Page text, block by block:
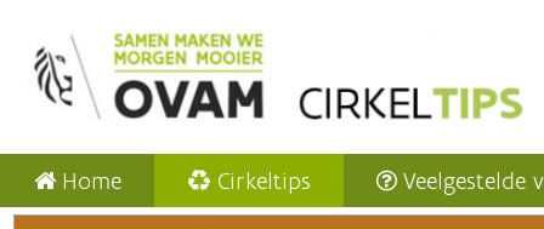
Home Cirkeltips Veelgestelde